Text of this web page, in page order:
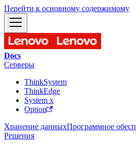
Перейти к основному содержимому
Docs
Серверы
ThinkSystem
ThinkEdge
System x
Option
Хранение данныхПрограммное
Решения